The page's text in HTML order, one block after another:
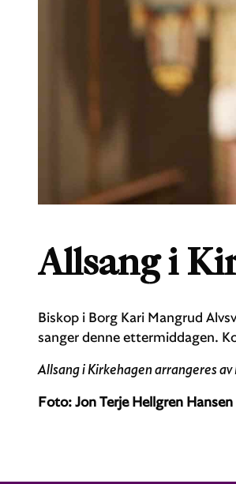
Allsang i
Biskop i Borg Kari Mangrud
sanger denne ettermiddagen.
Allsang i Kirkehagen arrangeres
Foto: Jon Terje Hellgren Hansen